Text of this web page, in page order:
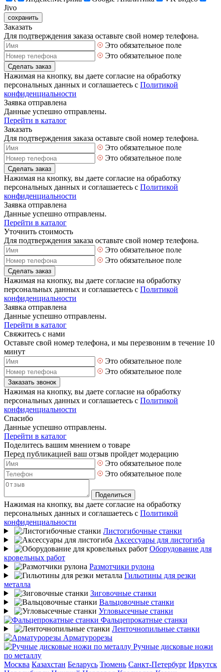
Jivo
сохранить
Заказать
Для подтверждения заказа оставьте свой номер телефона.
Это обязательное поле
Это обязательное поле
Сделать заказ
Нажимая на кнопку, вы даете согласие на обработку
персональных данных и соглашаетесь с Политикой
конфиденциальности
Заявка отправлена
Данные успешно отправлены.
Перейти в каталог
Заказать
Для подтверждения заказа оставьте свой номер телефона.
Это обязательное поле
Это обязательное поле
Сделать заказ
Нажимая на кнопку, вы даете согласие на обработку
персональных данных и соглашаетесь с Политикой
конфиденциальности
Заявка отправлена
Данные успешно отправлены.
Перейти в каталог
Уточнить стоимость
Для подтверждения заказа оставьте свой номер телефона.
Это обязательное поле
Это обязательное поле
Сделать заказ
Нажимая на кнопку, вы даете согласие на обработку
персональных данных и соглашаетесь с Политикой
конфиденциальности
Заявка отправлена
Данные успешно отправлены.
Перейти в каталог
Свяжитесь с нами
Оставьте свой номер телефона, и мы перезвоним в течение 10
минут
Это обязательное поле
Это обязательное поле
Заказать звонок
Нажимая на кнопку, вы даете согласие на обработку
персональных данных и соглашаетесь с Политикой
конфиденциальности
Спасибо
Данные успешно отправлены.
Перейти в каталог
Поделитесь вашим мнением о товаре
Перед публикацией ваш отзыв пройдет модерацию
Это обязательное поле
Это обязательное поле
Поделиться
Нажимая на кнопку, вы даете согласие на обработку
персональных данных и соглашаетесь с Политикой
конфиденциальности
Листогибочные станки
Аксессуары для листогиба
Оборудование для
кровельных работ
Размотчики рулона
Гильотины для резки
металла
Зиговочные станки
Вальцовочные станки
Угловысечные станки
Фальцепрокатные станки
Ленточнопильные станки
Арматурорезы
Ручные дисковые ножи
по металлу
Москва Казахстан Беларусь Тюмень Санкт-Петербург Иркутск